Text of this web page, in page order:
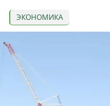
ЭКОНОМИКА